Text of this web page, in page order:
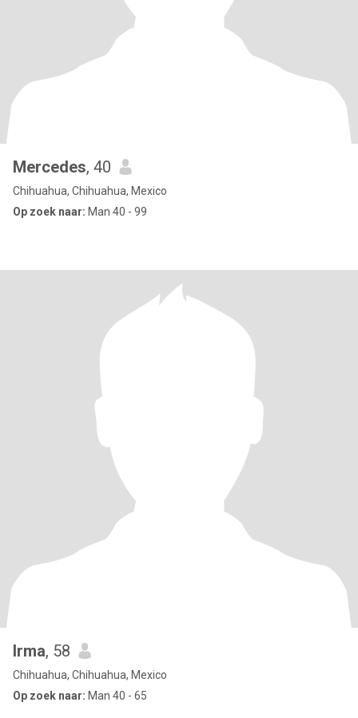
Mercedes, 40
Chihuahua, Chihuahua, Mexico
Op zoek naar: Man 40 - 99
Irma, 58
Chihuahua, Chihuahua, Mexico
Op zoek naar: Man 40 - 65